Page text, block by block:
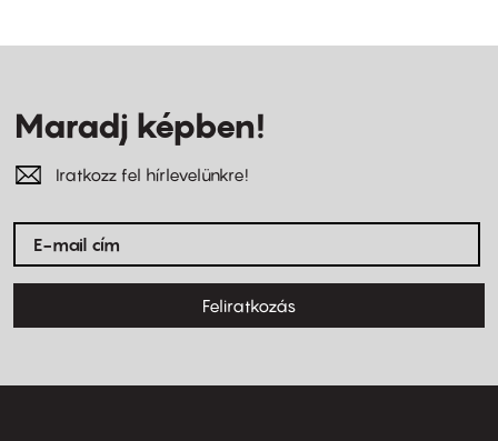
Maradj képben!
Iratkozz fel hírlevelünkre!
Feliratkozás